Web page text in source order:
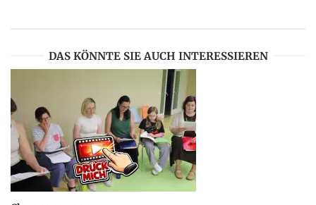
i
g
a
DAS KÖNNTE SIE AUCH INTERESSIEREN